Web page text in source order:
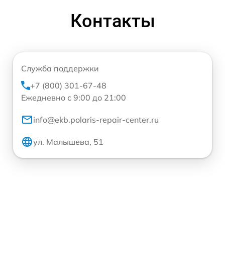
Контакты
Служба поддержки
+7 (800) 301-67-48
Ежедневно с 9:00 до 21:00
info@ekb.polaris-repair-center.ru
ул. Малышева, 51